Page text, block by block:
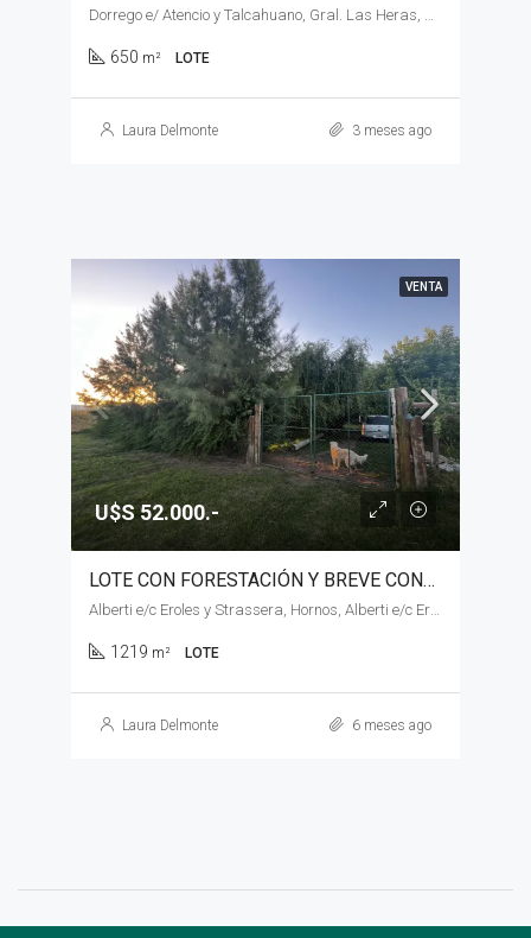
650 m² LOTE
Laura Delmonte 3 meses ago
VENTA
U$S 52.000.-
LOTE CON FORESTACIÓN Y BREVE CONSTRUCCIÓN EN VENTA, GENERAL HORNOS
1219 m² LOTE
Laura Delmonte 6 meses ago